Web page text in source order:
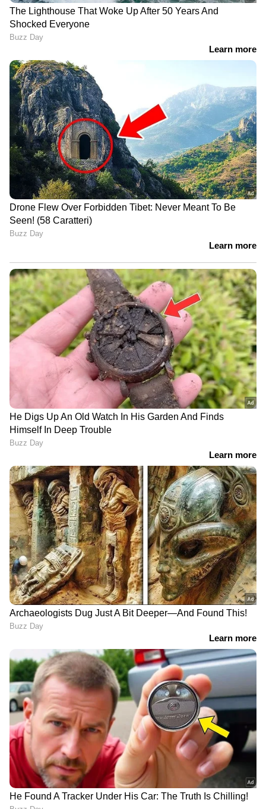
പ്രതിയിലേക്കെത്താൻ സഹായിച്ചത്
ഓട്ടോ ‍ഡ്രൈവർ
കണ്ണൂര്‍ സൈബര്‍ പൊലീസ്
സ്റ്റേഷന്റെ സുരക്ഷ കൂട്ടി;
ആയങ്കിയെ മജിസട്രേറ്റിന് മുന്നിൽ
ഉടൻ ഹാജരാക്കും